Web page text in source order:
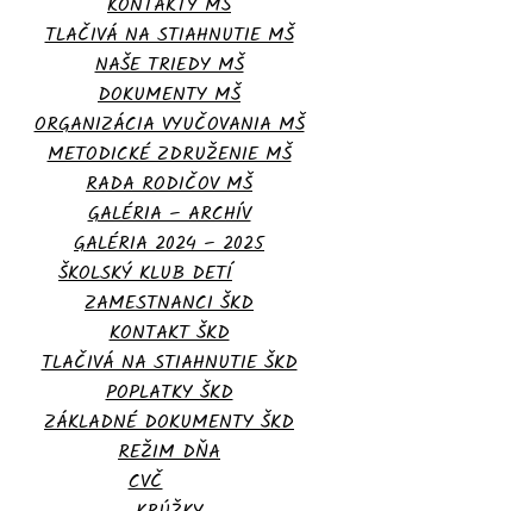
TLAČIVÁ NA STIAHNUTIE MŠ
NAŠE TRIEDY MŠ
DOKUMENTY MŠ
ORGANIZÁCIA VYUČOVANIA MŠ
METODICKÉ ZDRUŽENIE MŠ
RADA RODIČOV MŠ
GALÉRIA – ARCHÍV
GALÉRIA 2024 – 2025
ŠKOLSKÝ KLUB DETÍ
ZAMESTNANCI ŠKD
KONTAKT ŠKD
TLAČIVÁ NA STIAHNUTIE ŠKD
POPLATKY ŠKD
ZÁKLADNÉ DOKUMENTY ŠKD
REŽIM DŇA
CVČ